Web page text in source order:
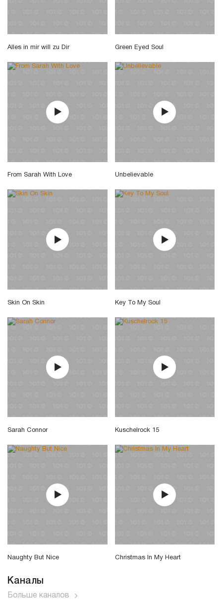
Alles in mir will zu Dir Green Eyed Soul
From Sarah With Love Unbelievable
Skin On Skin Key To My Soul
Sarah Connor Kuschelrock 15
Naughty But Nice Christmas In My Heart
Каналы
Больше каналов